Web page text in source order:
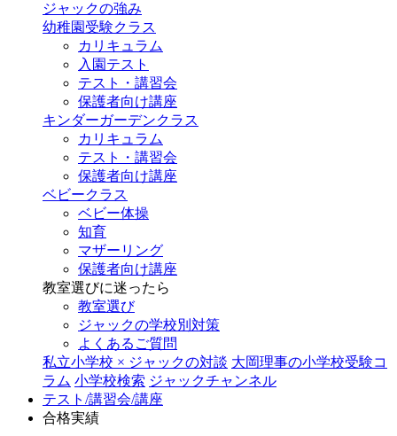
ジャックの強み
幼稚園受験クラス
カリキュラム
入園テスト
テスト・講習会
保護者向け講座
キンダーガーデンクラス
カリキュラム
テスト・講習会
保護者向け講座
ベビークラス
ベビー体操
知育
マザーリング
保護者向け講座
教室選びに迷ったら
教室選び
ジャックの学校別対策
よくあるご質問
私立小学校 × ジャックの対談 大岡理事の小学校受験コ
ラム 小学校検索 ジャックチャンネル
テスト/講習会/講座
合格実績